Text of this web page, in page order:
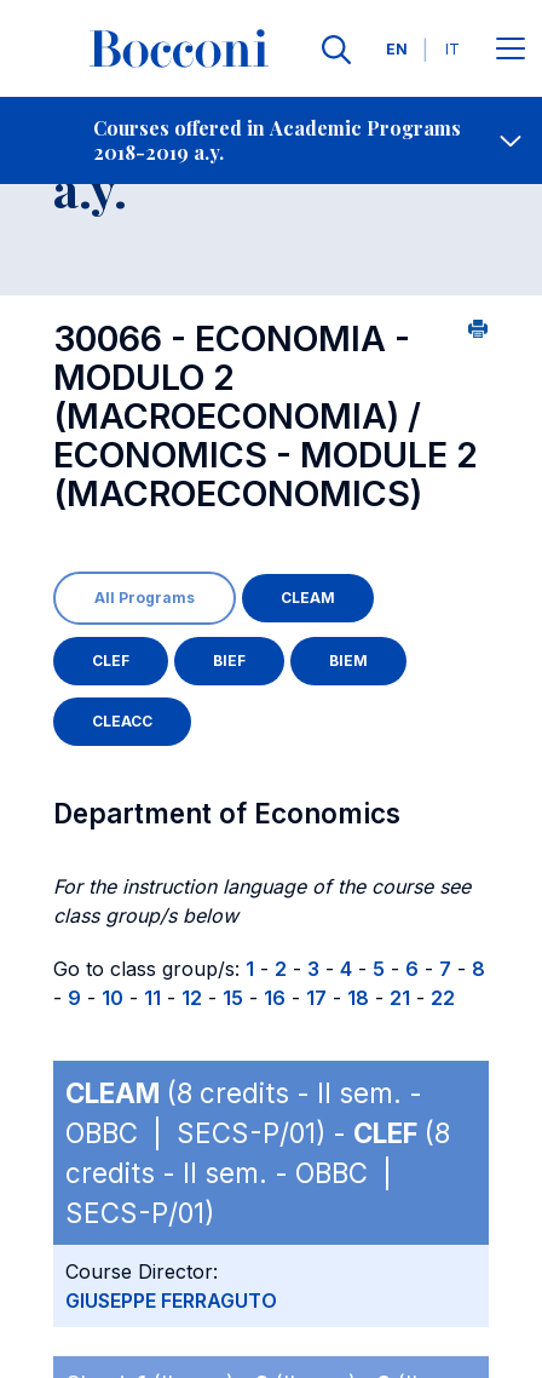
Languages
EN IT
Courses offered in Academic Programs
2018-2019 a.y.
Contact Us
Course 2018-2019
a.y.
30066 - ECONOMIA -
MODULO 2
(MACROECONOMIA) /
ECONOMICS - MODULE 2
(MACROECONOMICS)
All Programs CLEAM
CLEF BIEF BIEM
CLEACC
Department of Economics
For the instruction language of the course see
class group/s below
Go to class group/s: 1 - 2 - 3 - 4 - 5 - 6 - 7 - 8
- 9 - 10 - 11 - 12 - 15 - 16 - 17 - 18 - 21 - 22
CLEAM (8 credits - II sem. -
OBBC | SECS-P/01) - CLEF (8
credits - II sem. - OBBC |
SECS-P/01)
Course Director:
GIUSEPPE FERRAGUTO